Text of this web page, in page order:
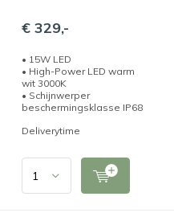
€ 329,-
• 15W LED
• High-Power LED warm
wit 3000K
• Schijnwerper
beschermingsklasse IP68
Deliverytime